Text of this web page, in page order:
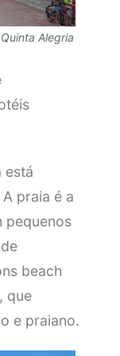
Alegria
está
praia é a
pequenos
beach
que
e praiano.